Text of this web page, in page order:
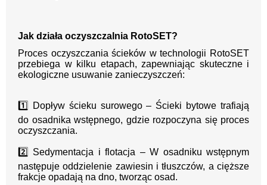
Jak działa oczyszczalnia RotoSET?
Proces oczyszczania ścieków w technologii RotoSET
przebiega w kilku etapach, zapewniając skuteczne i
ekologiczne usuwanie zanieczyszczeń:
1️⃣ Dopływ ścieku surowego – Ścieki bytowe trafiają
do osadnika wstępnego, gdzie rozpoczyna się proces
oczyszczania.
2️⃣ Sedymentacja i flotacja – W osadniku wstępnym
następuje oddzielenie zawiesin i tłuszczów, a cięższe
frakcje opadają na dno, tworząc osad.